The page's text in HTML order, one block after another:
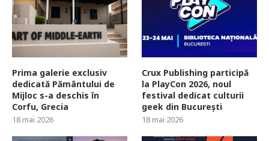
Prima galerie exclusiv
dedicată Pământului de
Mijloc s-a deschis în
Corfu, Grecia
18 mai 2026
Crux Publishing participă
la PlayCon 2026, noul
festival dedicat culturii
geek din București
18 mai 2026